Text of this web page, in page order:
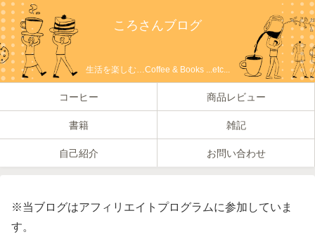
ころさんブログ
生活を楽しむ…Coffee & Books ...etc...
コーヒー 商品レビュー
書籍 雑記
自己紹介 お問い合わせ
※当ブログはアフィリエイトプログラムに参加していま
す。